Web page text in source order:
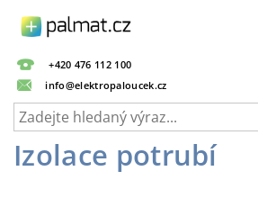
+420 476 112 100
info@elektropaloucek.cz
Izolace potrubí